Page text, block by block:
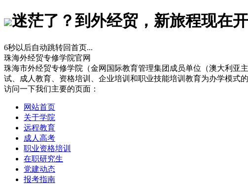
迷茫了？到外经贸，新旅程现在开
6秒以后自动跳转回首页...
珠海外经贸专修学院官网
珠海市外经贸专修学院（金网国际教育管理集团成员单位（澳大利
试、成人教育、资格培训、企业培训和职业技能培训教育为办学模式
访问一下我们主要的页面：
网站首页
关于学院
远程教育
成人高考
职业资格培训
在职研究生
党建动态
报考指南